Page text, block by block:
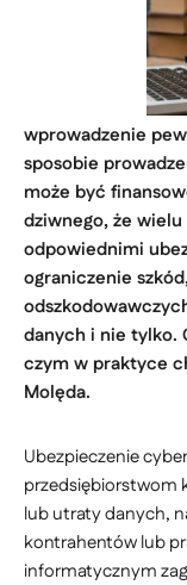
wprowadzenie
sposobie
może być
dziwnego, że
odpowiednimi
ograniczenie
danych i nie tylko.
czym w praktyce
Molęda.
Ubezpieczenie
przedsiębiorstwom
lub utraty danych,
kontrahentów lub
informatycznym